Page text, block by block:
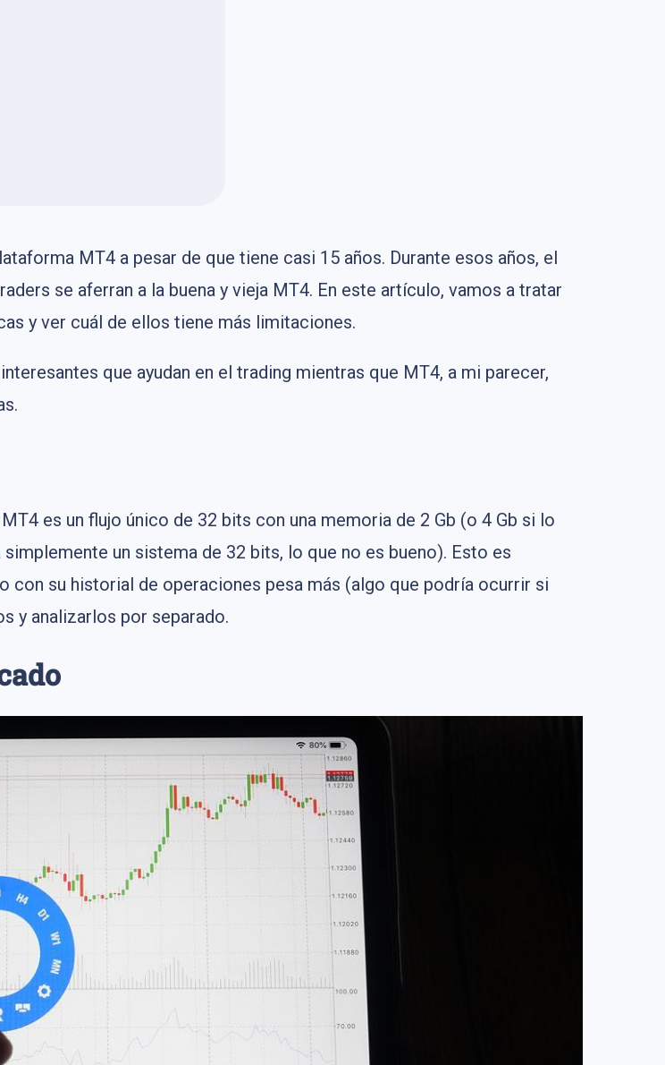
MT4 a pesar de que tiene casi 15 años. Durante esos años, el
se aferran a la buena y vieja MT4. En este artículo, vamos a tratar
y ver cuál de ellos tiene más limitaciones.
que ayudan en el trading mientras que MT4, a mi parecer,
es un flujo único de 32 bits con una memoria de 2 Gb (o 4 Gb si lo
un sistema de 32 bits, lo que no es bueno). Esto es
su historial de operaciones pesa más (algo que podría ocurrir si
y analizarlos por separado.